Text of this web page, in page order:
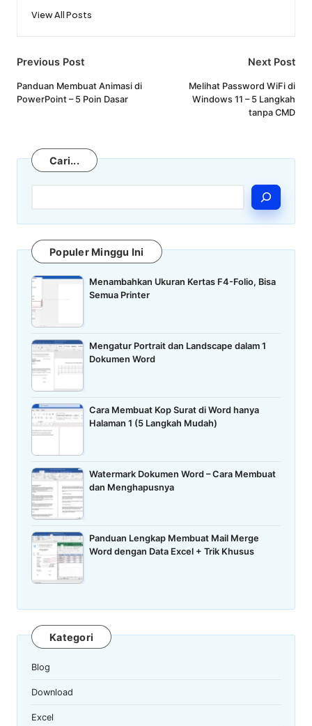
View All Posts
Post
navigation
Previous Post
Panduan Membuat Animasi di
PowerPoint – 5 Poin Dasar
Next Post
Melihat Password WiFi di
Windows 11 – 5 Langkah
tanpa CMD
Cari...
Cari
Populer Minggu Ini
Menambahkan Ukuran Kertas F4-Folio, Bisa
Semua Printer
Mengatur Portrait dan Landscape dalam 1
Dokumen Word
Cara Membuat Kop Surat di Word hanya
Halaman 1 (5 Langkah Mudah)
Watermark Dokumen Word – Cara Membuat
dan Menghapusnya
Panduan Lengkap Membuat Mail Merge
Word dengan Data Excel + Trik Khusus
Kategori
Blog
Download
Excel